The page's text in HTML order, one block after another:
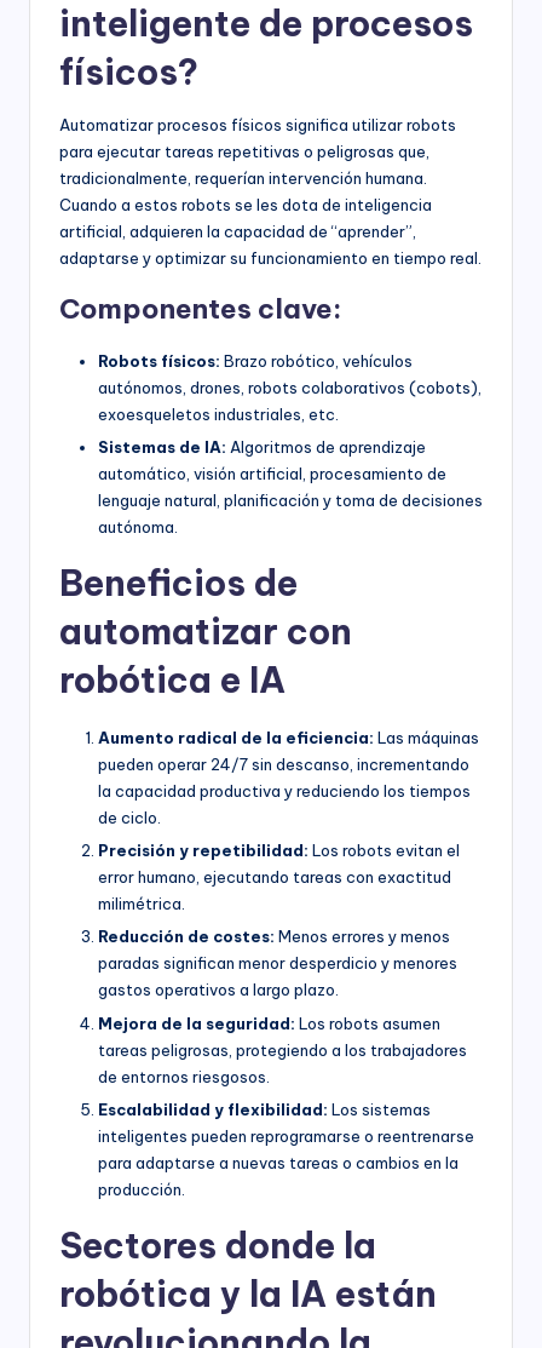
inteligente de procesos
físicos?
Automatizar procesos físicos significa utilizar robots
para ejecutar tareas repetitivas o peligrosas que,
tradicionalmente, requerían intervención humana.
Cuando a estos robots se les dota de inteligencia
artificial, adquieren la capacidad de “aprender”,
adaptarse y optimizar su funcionamiento en tiempo real.
Componentes clave:
Robots físicos: Brazo robótico, vehículos
autónomos, drones, robots colaborativos (cobots),
exoesqueletos industriales, etc.
Sistemas de IA: Algoritmos de aprendizaje
automático, visión artificial, procesamiento de
lenguaje natural, planificación y toma de decisiones
autónoma.
Beneficios de
automatizar con
robótica e IA
Aumento radical de la eficiencia: Las máquinas
pueden operar 24/7 sin descanso, incrementando
la capacidad productiva y reduciendo los tiempos
de ciclo.
Precisión y repetibilidad: Los robots evitan el
error humano, ejecutando tareas con exactitud
milimétrica.
Reducción de costes: Menos errores y menos
paradas significan menor desperdicio y menores
gastos operativos a largo plazo.
Mejora de la seguridad: Los robots asumen
tareas peligrosas, protegiendo a los trabajadores
de entornos riesgosos.
Escalabilidad y flexibilidad: Los sistemas
inteligentes pueden reprogramarse o reentrenarse
para adaptarse a nuevas tareas o cambios en la
producción.
Sectores donde la
robótica y la IA están